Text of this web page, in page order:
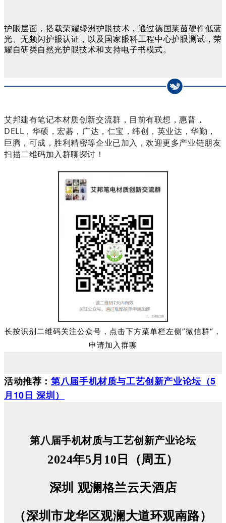
护眼层面，搭载荣耀绿洲护眼技术，通过德国莱茵硬件低蓝
光、无频闪护眼认证，以及国家眼科工程中心护眼测试，荣
耀自研类自然光护眼技术和支持电子书模式。
艾邦建有笔记本材质创新交流群，目前有联想，惠普，
DELL，华硕，宏碁，广达，仁宝，纬创，英业达，华勤，
巨腾，可成，胜利精密等企业已加入，欢迎更多产业链朋友
扫描二维码加入群聊探讨！
长按识别二维码关注公众号，点击下方菜单栏左侧”微信群“，
申请加入群聊
活动推荐：第八届手机材质与工艺创新产业论坛（5
月10日 深圳）
第八届手机材质与工艺创新产业论坛
2024年5月10日（周五）
深圳 观澜格兰云天酒店
（深圳市龙华区观澜大道环观南路）